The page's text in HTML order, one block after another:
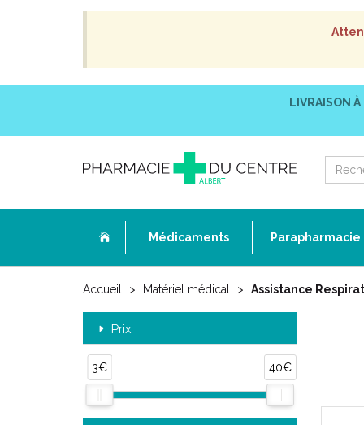
LIVRAISON À
Médicaments Parapharmacie
Accueil Matériel médical Assistance
Prix
3€ 40€